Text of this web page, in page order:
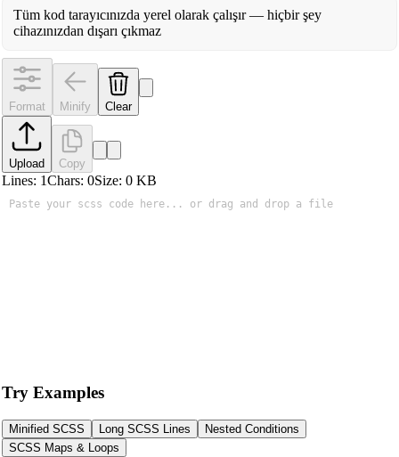
Tüm kod tarayıcınızda yerel olarak çalışır — hiçbir şey
cihazınızdan dışarı çıkmaz
Format Minify Clear
Upload Copy
Lines: 1Chars: 0Size: 0KB
Try Examples
Minified SCSS Long SCSS Lines
Nested Conditions
SCSS Maps & Loops